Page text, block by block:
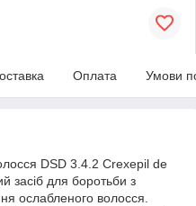
Оплата Умови
DSD 3.4.2 Crexepil de
засіб для боротьби з
ослабленого волосся.